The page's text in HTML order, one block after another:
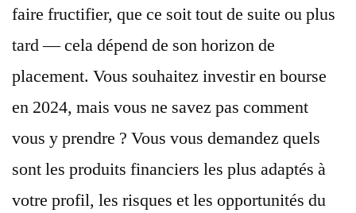
faire fructifier, que ce soit tout de suite ou plus
tard — cela dépend de son horizon de
placement. Vous souhaitez investir en bourse
en 2024, mais vous ne savez pas comment
vous y prendre ? Vous vous demandez quels
sont les produits financiers les plus adaptés à
votre profil, les risques et les opportunités du